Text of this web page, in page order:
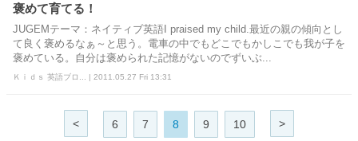
褒めて育てる！
JUGEMテーマ：ネイティブ英語I praised my child.最近の親の傾向とし
て良く褒めるなぁ～と思う。電車の中でもどこでもかしこでも我が子を
褒めている。自分は褒められた記憶がないのでずいぶ...
Ｋｉｄｓ 英語ブロ... | 2011.05.27 Fri 13:31
< 6 7 8 9 10 >